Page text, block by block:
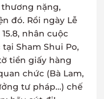
nặng,
đó. Rồi ngày Lễ
nhân cuộc
Sham Shui Po,
tiền giấy hàng
chức (Bà Lam,
tư pháp...) chế